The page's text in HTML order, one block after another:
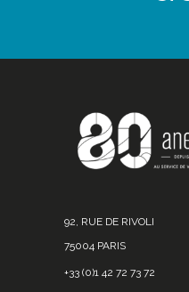
92, RUE DE RIVOLI
75004 PARIS
+33 (0)1 42 72 73 72